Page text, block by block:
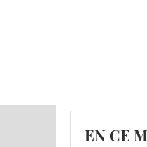
EN CE